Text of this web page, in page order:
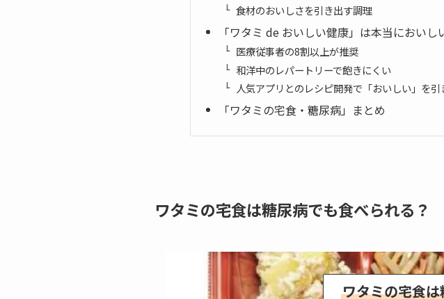
食材のおいしさを引き出す調理
「ワタミ de おいしい健康」は本当においし
医療従事者の8割以上が推奨
和洋中のレパートリーで飽きにくい
人気アプリとのレシピ開発で「おいしい」を引
「ワタミの宅食・糖尿病」まとめ
ワタミの宅食は糖尿病でも食べられる？
ワタミの宅食